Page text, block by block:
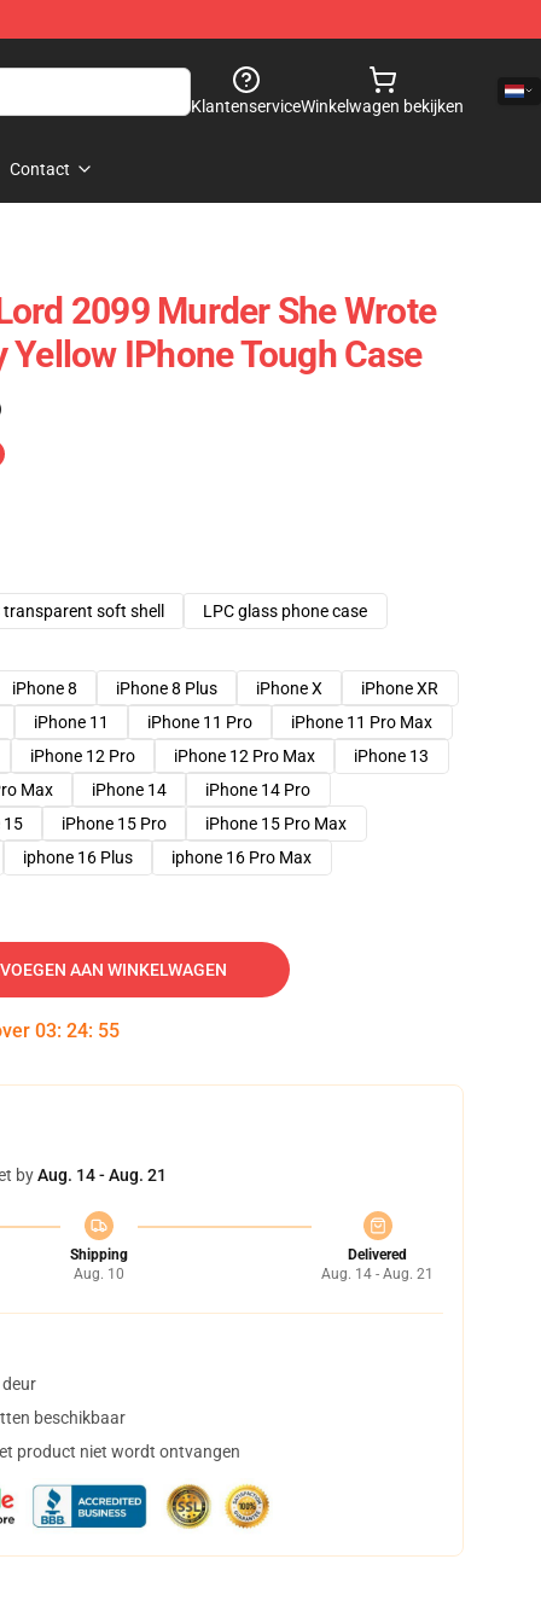
KlantenserviceWinkelwagen bekijken
Contact
2099 Murder She Wrote
IPhone Tough Case
transparent soft shell
LPC glass phone case
iPhone 8 iPhone 8 Plus iPhone X
iPhone XR
iPhone 11 iPhone 11 Pro
iPhone 11 Pro Max
iPhone 12 Pro iPhone 12 Pro Max
iPhone 13
Max iPhone 14
iPhone 14 Pro
15 iPhone 15 Pro
iPhone 15 Pro Max
iphone 16 Plus iphone 16 Pro Max
AAN WINKELWAGEN
03: 24: 54
byAug. 14 - Aug. 21
Shipping
Aug. 10
Delivered
Aug. 14 - Aug. 21
beschikbaar
product niet wordt ontvangen